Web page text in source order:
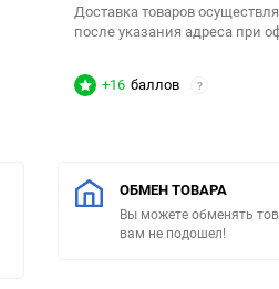
Доставка товаров
после указания адреса при
+16 баллов ?
ОБМЕН ТОВАРА
Вы можете обменять
вам не подошел!